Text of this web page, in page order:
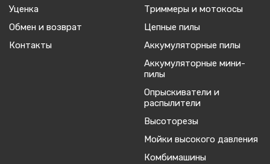
Уценка
Обмен и возврат
Контакты
Триммеры и мотокосы
Цепные пилы
Аккумуляторные пилы
Аккумуляторные мини-
пилы
Опрыскиватели и
распылители
Высоторезы
Мойки высокого давления
Комбимашины